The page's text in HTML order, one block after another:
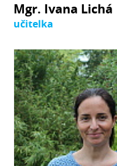
Mgr. Ivana Lichá
učitelka